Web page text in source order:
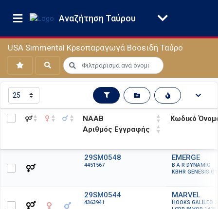
Αναζήτηση Ταύρου
USA Simmental Κρεοπαραγωγά Βοοειδή Ταύρο
ΝΑΑΒ
Αριθμός Εγγραφής
Κωδικό
ΝΑΑΒ Κωδικό
29SM0548
4451567
EMERGE
B A R DYNAMIC
KBHR GENESIS
29SM0544
4363941
MARVEL
HOOKS GALILEO